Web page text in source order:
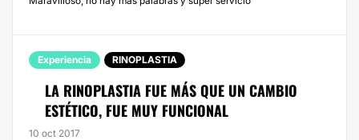
Experiencia RINOPLASTIA
LA RINOPLASTIA FUE MÁS QUE UN CAMBIO
ESTÉTICO, FUE MUY FUNCIONAL
10 oct 2017